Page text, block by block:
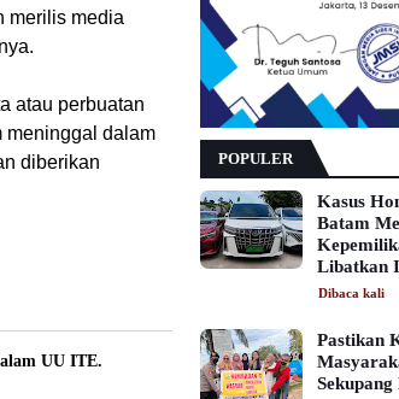
merilis media
atau perbuatan
meninggal dalam
diberikan
UU ITE.
POPULER
Kasus
Batam
Libatkan
Dibaca kali
Pastikan